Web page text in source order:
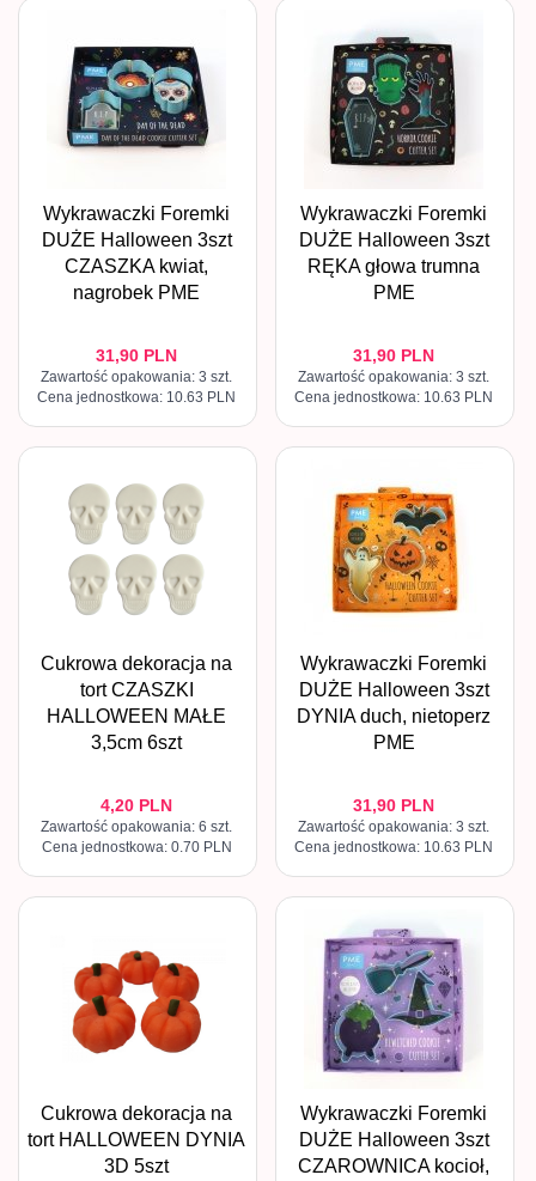
Wykrawaczki Foremki
DUŻE Halloween 3szt
CZASZKA kwiat,
nagrobek PME
31,90 PLN
Zawartość opakowania: 3 szt.
Cena jednostkowa: 10.63 PLN
Wykrawaczki Foremki
DUŻE Halloween 3szt
RĘKA głowa trumna
PME
31,90 PLN
Zawartość opakowania: 3 szt.
Cena jednostkowa: 10.63 PLN
Cukrowa dekoracja na
tort CZASZKI
HALLOWEEN MAŁE
3,5cm 6szt
4,20 PLN
Zawartość opakowania: 6 szt.
Cena jednostkowa: 0.70 PLN
Wykrawaczki Foremki
DUŻE Halloween 3szt
DYNIA duch, nietoperz
PME
31,90 PLN
Zawartość opakowania: 3 szt.
Cena jednostkowa: 10.63 PLN
Cukrowa dekoracja na
tort HALLOWEEN DYNIA
3D 5szt
Wykrawaczki Foremki
DUŻE Halloween 3szt
CZAROWNICA kocioł,